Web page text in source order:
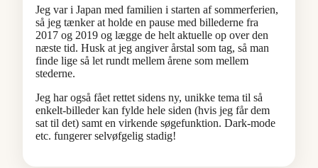
Jeg var i Japan med familien i starten af sommerferien,
så jeg tænker at holde en pause med billederne fra
2017 og 2019 og lægge de helt aktuelle op over den
næste tid. Husk at jeg angiver årstal som tag, så man
finde lige så let rundt mellem årene som mellem
stederne.
Jeg har også fået rettet sidens ny, unikke tema til så
enkelt-billeder kan fylde hele siden (hvis jeg får dem
sat til det) samt en virkende søgefunktion. Dark-mode
etc. fungerer selvøfgelig stadig!